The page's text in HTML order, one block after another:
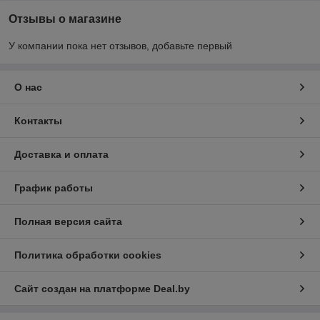
заводские проверки, соответствует техническим
нормам и готово к длительной эксплуатации.
регионам Беларуси, включая Брестскую, Витебскую,
конкретное производство.
оборудование купить в одном месте, не тратя время на
Основные виды оборудования
Компания «Гроссмеханика» предлагает решения для
различных этапов производственного цикла:
перемещения сыпучих и штучных материалов.
Отзывы о магазине
У компании пока нет отзывов, добавьте первый
О нас
Контакты
Доставка и оплата
График работы
Полная версия сайта
Политика обработки cookies
Сайт создан на платформе Deal.by